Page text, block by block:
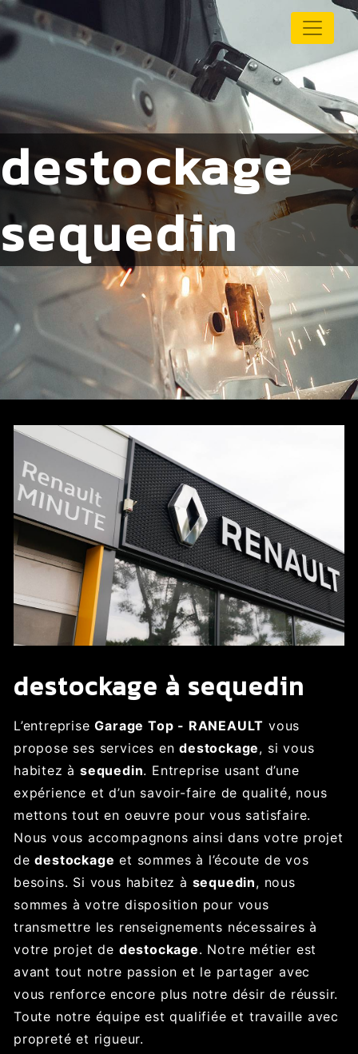
Panneau de gestion des cookies
destockage
sequedin
destockage à sequedin
L’entrepriseGarage Top - RANEAULT vous
propose ses services endestockage, si vous
habitez àsequedin. Entreprise usant d’une
expérience et d’un savoir-faire de qualité, nous
mettons tout en oeuvre pour vous satisfaire.
Nous vous accompagnons ainsi dans votre projet
dedestockage et sommes à l’écoute de vos
besoins. Si vous habitez à sequedin, nous
sommes à votre disposition pour vous
transmettre les renseignements nécessaires à
votre projet de destockage. Notre métier est
avant tout notre passion et le partager avec
vous renforce encore plus notre désir de réussir.
Toute notre équipe est qualifiée et travaille avec
propreté et rigueur.